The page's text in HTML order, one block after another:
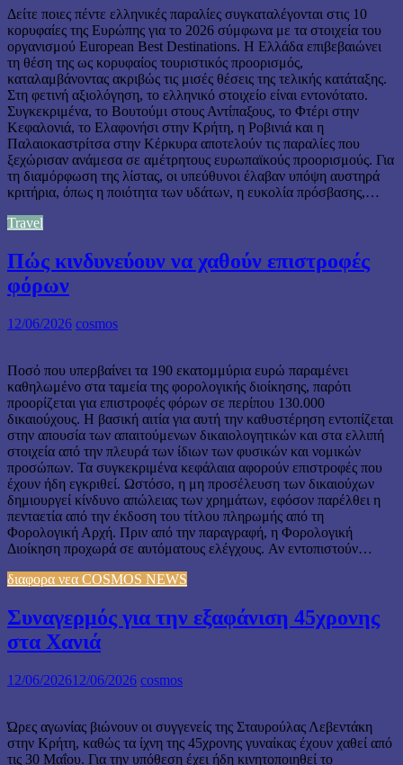
Δείτε ποιες πέντε ελληνικές παραλίες συγκαταλέγονται στις 10
κορυφαίες της Ευρώπης για το 2026 σύμφωνα με τα στοιχεία του
οργανισμού European Best Destinations. Η Ελλάδα επιβεβαιώνει
τη θέση της ως κορυφαίος τουριστικός προορισμός,
καταλαμβάνοντας ακριβώς τις μισές θέσεις της τελικής κατάταξης.
Στη φετινή αξιολόγηση, το ελληνικό στοιχείο είναι εντονότατο.
Συγκεκριμένα, το Βουτούμι στους Αντίπαξους, το Φτέρι στην
Κεφαλονιά, το Ελαφονήσι στην Κρήτη, η Ροβινιά και η
Παλαιοκαστρίτσα στην Κέρκυρα αποτελούν τις παραλίες που
ξεχώρισαν ανάμεσα σε αμέτρητους ευρωπαϊκούς προορισμούς. Για
τη διαμόρφωση της λίστας, οι υπεύθυνοι έλαβαν υπόψη αυστηρά
κριτήρια, όπως η ποιότητα των υδάτων, η ευκολία πρόσβασης,…
Travel
Πώς κινδυνεύουν να χαθούν επιστροφές
φόρων
12/06/2026 cosmos
Ποσό που υπερβαίνει τα 190 εκατομμύρια ευρώ παραμένει
καθηλωμένο στα ταμεία της φορολογικής διοίκησης, παρότι
προορίζεται για επιστροφές φόρων σε περίπου 130.000
δικαιούχους. Η βασική αιτία για αυτή την καθυστέρηση εντοπίζεται
στην απουσία των απαιτούμενων δικαιολογητικών και στα ελλιπή
στοιχεία από την πλευρά των ίδιων των φυσικών και νομικών
προσώπων. Τα συγκεκριμένα κεφάλαια αφορούν επιστροφές που
έχουν ήδη εγκριθεί. Ωστόσο, η μη προσέλευση των δικαιούχων
δημιουργεί κίνδυνο απώλειας των χρημάτων, εφόσον παρέλθει η
πενταετία από την έκδοση του τίτλου πληρωμής από τη
Φορολογική Αρχή. Πριν από την παραγραφή, η Φορολογική
Διοίκηση προχωρά σε αυτόματους ελέγχους. Αν εντοπιστούν…
διαφορα νεα COSMOS NEWS
Συναγερμός για την εξαφάνιση 45χρονης
στα Χανιά
12/06/202612/06/2026 cosmos
Ώρες αγωνίας βιώνουν οι συγγενείς της Σταυρούλας Λεβεντάκη
στην Κρήτη, καθώς τα ίχνη της 45χρονης γυναίκας έχουν χαθεί από
τις 30 Μαΐου. Για την υπόθεση έχει ήδη κινητοποιηθεί το